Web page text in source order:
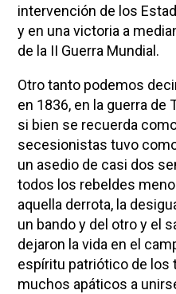
intervención de los
y en una victoria a
de la II Guerra Mundial.
Otro tanto podemos
en 1836, en la guerra de
si bien se recuerda
secesionistas tuvo
un asedio de casi dos
todos los rebeldes
aquella derrota, la
un bando y del otro y el
dejaron la vida en el
espíritu patriótico de los
muchos apáticos a